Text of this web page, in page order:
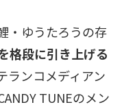
・ゆうたろうの存
格段に引き上げる
ランコメディアン
TUNEのメン